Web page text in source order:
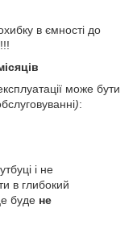
в ємності до
може бути
):
і не
в глибокий
буде не